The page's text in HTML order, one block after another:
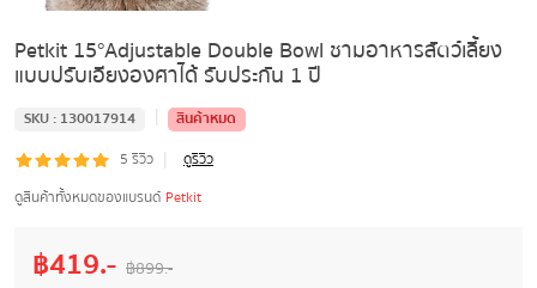
Petkit 15°Adjustable Double Bowl ชามอาหารสัตว์เลี้ยง
แบบปรับเอียงองศาได้ รับประกัน 1 ปี
SKU : 130017914 |
สินค้าหมด
5 รีวิว |
ดูรีวิว
ดูสินค้าทั้งหมดของแบรนด์ Petkit
฿419.- ฿899.-